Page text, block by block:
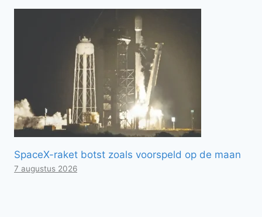
SpaceX-raket botst zoals voorspeld op de maan
7 augustus 2026